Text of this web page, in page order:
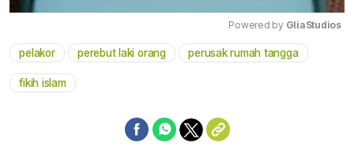
Mute
Powered by GliaStudios
pelakor perebut laki orang perusak rumah tangga
fikih islam